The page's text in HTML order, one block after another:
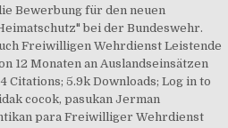
Bewerbung für den neuen
bei der Bundeswehr.
Freiwilligen Wehrdienst Leistende
12 Monaten an Auslandseinsätzen
Citations; 5.9k Downloads; Log in to
cocok, pasukan Jerman
para Freiwilliger Wehrdienst